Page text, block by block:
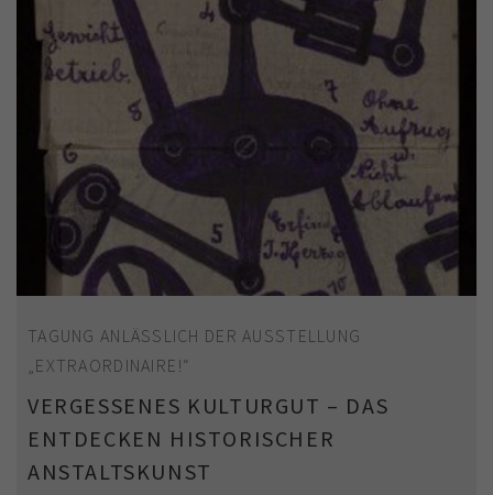
TAGUNG ANLÄSSLICH DER AUSSTELLUNG
„EXTRAORDINAIRE!“
VERGESSENES KULTURGUT – DAS
ENTDECKEN HISTORISCHER
ANSTALTSKUNST